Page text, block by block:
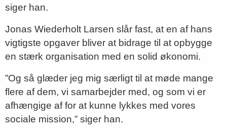
siger han.
Jonas Wiederholt Larsen slår fast, at en af hans
vigtigste opgaver bliver at bidrage til at opbygge
en stærk organisation med en solid økonomi.
”Og så glæder jeg mig særligt til at møde mange
flere af dem, vi samarbejder med, og som vi er
afhængige af for at kunne lykkes med vores
sociale mission,” siger han.